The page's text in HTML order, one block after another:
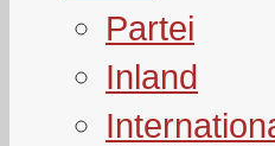
Partei
Inland